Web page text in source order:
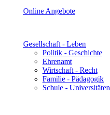
Online Angebote
Gesellschaft - Leben
Politik - Geschichte
Ehrenamt
Wirtschaft - Recht
Familie - Pädagogik
Schule - Universitäten